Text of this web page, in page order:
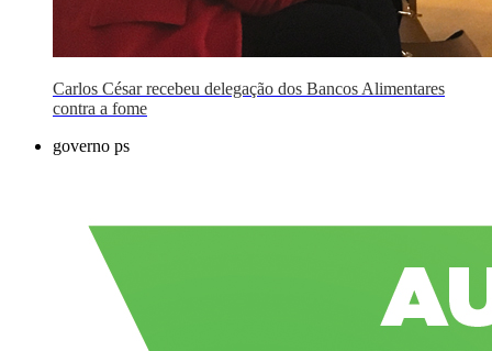
Carlos César recebeu delegação dos Bancos Alimentares
contra a fome
governo ps